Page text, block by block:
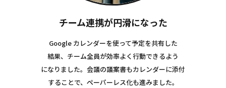
チーム連携が円滑になった
Google カレンダーを使って予定を共有した
結果、チーム全員が効率よく行動できるよう
になりました。 会議の議案書もカレンダーに添付
することで、ペーパーレス化も進みました。